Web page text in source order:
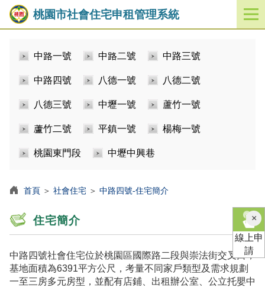
桃園市社會住宅申租管理系統
開
啟
中路一號 中路二號 中路三號
中路四號 八德一號 八德二號
八德三號 中壢一號 蘆竹一號
蘆竹二號 平鎮一號 楊梅一號
桃園東門段 中壢中興巷
首頁 ＞ 社會住宅 ＞ 中路四號-住宅簡介
住宅簡介
中路四號社會住宅位於桃園區國際路二段與崇法街交叉口，
基地面積為6391平方公尺，考量不同家戶類型及需求規劃
一至三房多元房型，並配有店鋪、出租辦公室、公立托嬰中
×關
閉
線上申
請